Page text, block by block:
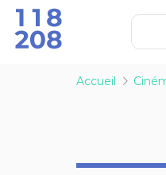
Accueil